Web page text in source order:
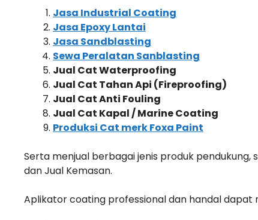
Jasa Industrial Coating
Jasa Epoxy Lantai
Jasa Sandblasting
Sewa Peralatan Sanblasting
Jual Cat Waterproofing
Jual Cat Tahan Api (Fireproofing)
Jual Cat Anti Fouling
Jual Cat Kapal / Marine Coating
Produksi Cat merk Foxa Paint
Serta menjual berbagai jenis produk pendukung,
dan Jual Kemasan.
Aplikator coating professional dan handal dapat